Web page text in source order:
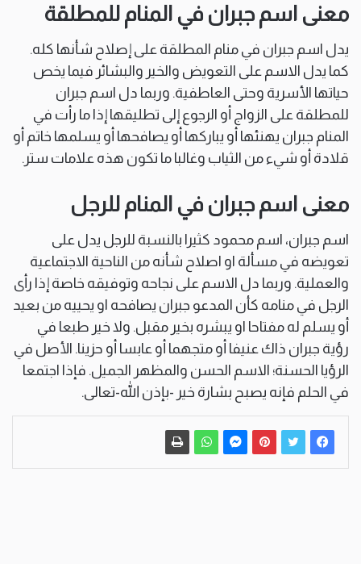
معنى اسم جبران في المنام للمطلقة
يدل اسم جبران في منام المطلقة على إصلاح شأنها كله.
كما يدل الاسم على التعويض والخير والبشائر فيما يخص
حياتها الأسرية وحتى العاطفية. وربما دل اسم جبران
للمطلقة على الزواج أو الرجوع إلى تطليقها إذا ما رأت في
المنام جبران يهنئها أو يباركها أو يصافحها أو يسلمها خاتم أو
قلادة أو شيء من الثياب وغالبا ما تكون هذه علامات ستر.
معنى اسم جبران في المنام للرجل
اسم جبران، اسم محمود كثيرا بالنسبة للرجل يدل على
تعويضه في مسألة او اصلاح شأنه من الناحية الاجتماعية
والعملية. وربما دل الاسم على نجاحه وتوفيقه خاصة إذا رأى
الرجل في منامه كأن المدعو جبران يصافحه او يحييه من بعيد
أو يسلم له مفتاحا او يبشره بخير مقبل. ولا خير طبعا في
رؤية جبران ذاك عنيفا أو متجهما أو عابسا أو حزينا. الأصل في
الرؤيا الحسنة؛ الاسم الحسن والمظهر الجميل. فإذا اجتمعا
في الحلم فإنه يصبح بشارة خير -بإذن الله-تعالى.